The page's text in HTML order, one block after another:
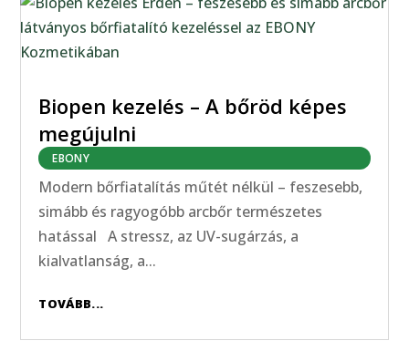
Biopen kezelés – A bőröd képes
megújulni
EBONY
Modern bőrfiatalítás műtét nélkül – feszesebb,
simább és ragyogóbb arcbőr természetes
hatással A stressz, az UV-sugárzás, a
kialvatlanság, a...
TOVÁBB...